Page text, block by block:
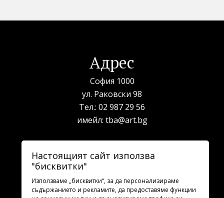
Адрес
София 1000
ул. Раковски 98
Тел.: 02 987 29 56
имейл: tba@art.bg
Билетна каса
телефон:
рабoтно време: 10:00 - 19:30
Настоящият сайт използва
"бисквитки"
Използваме „бисквитки“, за да персонализираме
съдържанието и рекламите, да предоставяме функции